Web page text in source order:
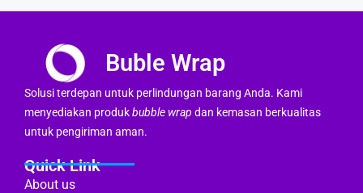
Buble Wrap
Solusi terdepan untuk perlindungan barang Anda. Kami
menyediakan produkbubble wrap dan kemasan berkualitas
untuk pengiriman aman.
Quick Link
About us